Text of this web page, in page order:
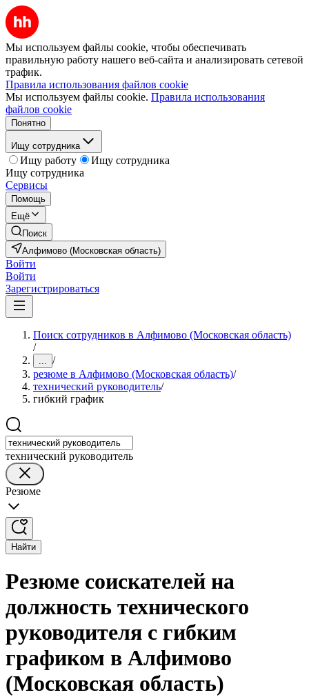
Мы используем файлы cookie, чтобы обеспечивать
правильную работу нашего веб-сайта и анализировать сетевой
трафик.
Правила использования файлов cookie
Мы используем файлы cookie. Правила использования
файлов cookie
Понятно
Ищу сотрудника
Ищу работу
Ищу сотрудника
Ищу сотрудника
Сервисы
Помощь
Ещё
Поиск
Алфимово (Московская область)
Войти
Войти
Зарегистрироваться
Поиск сотрудников в Алфимово (Московская область)
/
... /
резюме в Алфимово (Московская область)/
технический руководитель/
гибкий график
технический руководитель
Резюме
Найти
Резюме соискателей на
должность технического
руководителя с гибким
графиком в Алфимово
(Московская область)